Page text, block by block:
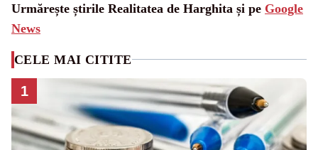
Urmărește știrile Realitatea de Harghita și pe Google
News
CELE MAI CITITE
1